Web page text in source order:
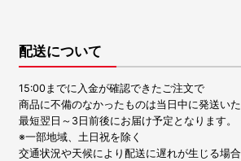
配送について
15:00までに入金が確認できたご注文で
商品に不備のなかったものは当日中に発送いた
最短翌日～3日前後にお届け予定となります。
※一部地域、土日祝を除く
交通状況や天候により配送に遅れが生じる場